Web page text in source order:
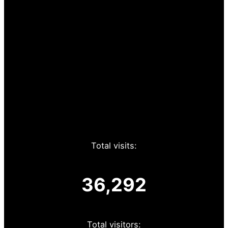
Total visits:
36,292
Total visitors: